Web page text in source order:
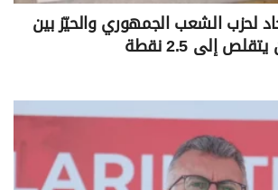
لحزب الشعب الجمهوري والحيّز بين
إلى 2.5 نقطة